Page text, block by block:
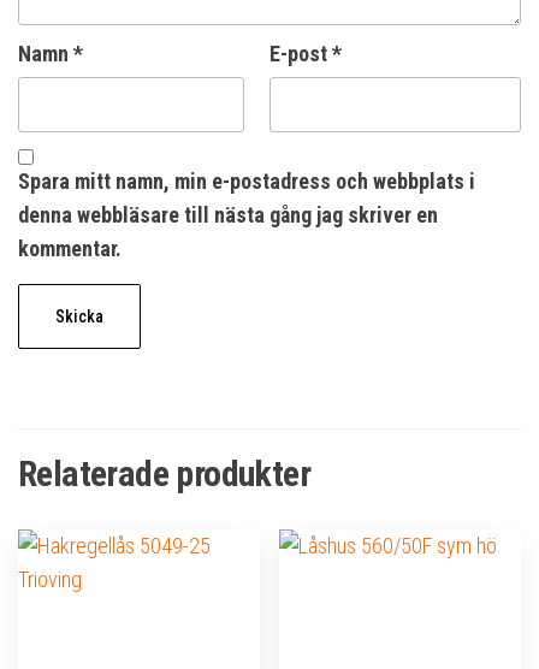
Namn * E-post*
Spara mitt namn, min e-postadress och webbplats i
denna webbläsare till nästa gång jag skriver en
kommentar.
Relaterade produkter